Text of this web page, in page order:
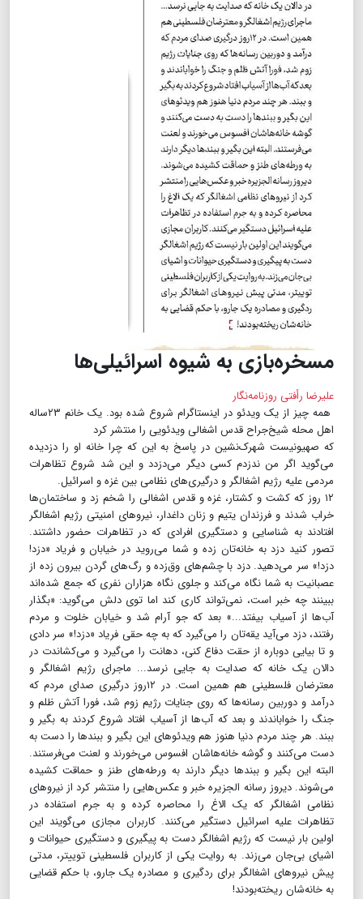
مسخره‌بازی به شیوه اسرائیلی‌ها
علیرضا رأفتی روزنامه‌نگار
همه چیز از یک ویدئو در اینستاگرام شروع شده بود. یک خانم ۲۳ساله
اهل محله شیخ‌جراح قدس اشغالی ویدئویی را منتشر کرد
که صهیونیست شهرک‌نشین در پاسخ به این که چرا خانه او را دزدیده
می‌گوید اگر من ندزدم کسی دیگر می‌دزدد و این شد شروع تظاهرات
مردمی علیه رژیم اشغالگر و درگیری‌های نظامی بین غزه و اسرائیل.
۱۲ روز که کشت و کشتار، غزه و قدس اشغالی را شخم زد و ساختمان‌ها
خراب شدند و فرزندان یتیم و زنان داغدار، نیروهای امنیتی رژیم اشغالگر
افتادند به شناسایی و دستگیری افرادی که در تظاهرات حضور داشتند.
تصور کنید دزد به خانه‌تان زده و شما می‌روید در خیابان و فریاد «دزد!
دزد!» سر می‌دهید. دزد با چشم‌های وق‌زده و رگ‌های گردن بیرون زده از
عصبانیت به شما نگاه می‌کند و جلوی نگاه هزاران نفری که جمع شده‌اند
ببینند چه خبر است، نمی‌تواند کاری کند اما توی دلش می‌گوید: «بگذار
آب‌ها از آسیاب بیفتد...» بعد که جو آرام شد و خیابان خلوت و مردم
رفتند، دزد می‌آید یقه‌تان را می‌گیرد که به چه حقی فریاد «دزد!» سر دادی
و تا بیایی دوباره از حقت دفاع کنی، دهانت را می‌گیرد و می‌کشاندت در
دالان یک خانه که صدایت به جایی نرسد... ماجرای رژیم اشغالگر و
معترضان فلسطینی هم همین است. در ۱۲روز درگیری صدای مردم که
درآمد و دوربین رسانه‌ها که روی جنایات رژیم زوم شد، فورا آتش ظلم و
جنگ را خواباندند و بعد که آب‌ها از آسیاب افتاد شروع کردند به بگیر و
ببند. هر چند مردم دنیا هنوز هم ویدئوهای این بگیر و ببندها را دست به
دست می‌کنند و گوشه خانه‌هاشان افسوس می‌خورند و لعنت می‌فرستند.
البته این بگیر و ببندها دیگر دارند به ورطه‌های طنز و حماقت کشیده
می‌شوند. دیروز رسانه الجزیره خبر و عکس‌هایی را منتشر کرد از نیروهای
نظامی اشغالگر که یک الاغ را محاصره کرده و به جرم استفاده در
تظاهرات علیه اسرائیل دستگیر می‌کنند. کاربران مجازی می‌گویند این
اولین بار نیست که رژیم اشغالگر دست به پیگیری و دستگیری حیوانات و
اشیای بی‌جان می‌زند. به روایت یکی از کاربران فلسطینی توییتر، مدتی
پیش نیروهای اشغالگر برای ردگیری و مصادره یک جارو، با حکم قضایی
به خانه‌شان ریخته‌بودند!